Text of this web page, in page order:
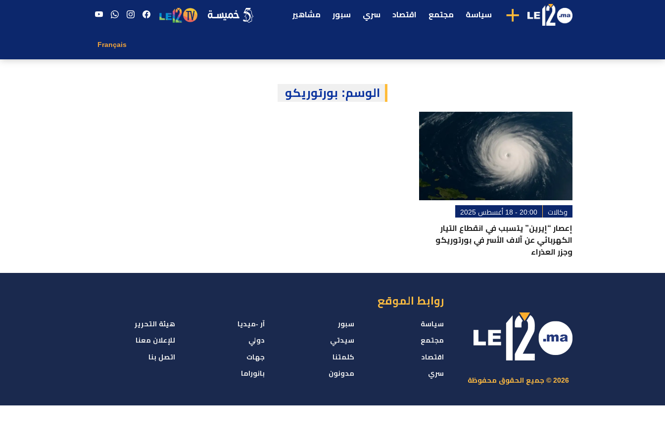
+ سياسة مجتمع اقتصاد سري سبور مشاهير
Français
الوسم: بورتوريكو
وكالات 20:00 - 18 أغسطس 2025
إعصار “إيرين” يتسبب في انقطاع التيار
الكهربائي عن آلاف الأسر في بورتوريكو
وجزر العذراء
2026 © جميع الحقوق محفوظة
روابط الموقع
سياسة
مجتمع
اقتصاد
سري
سبور
سيدتي
كلمتنا
مدونون
آر -ميديا
دولي
جهات
بانوراما
هيئة التحرير
للإعلان معنا
اتصل بنا